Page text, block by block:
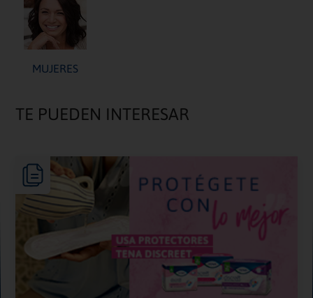
MUJERES
TE PUEDEN INTERESAR